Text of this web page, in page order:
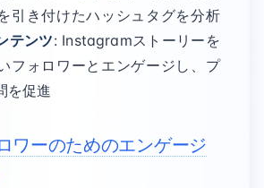
引き付けたハッシュタグを分析
テンツ: Instagramストーリーを
フォロワーとエンゲージし、プ
を促進
ワーのためのエンゲージ